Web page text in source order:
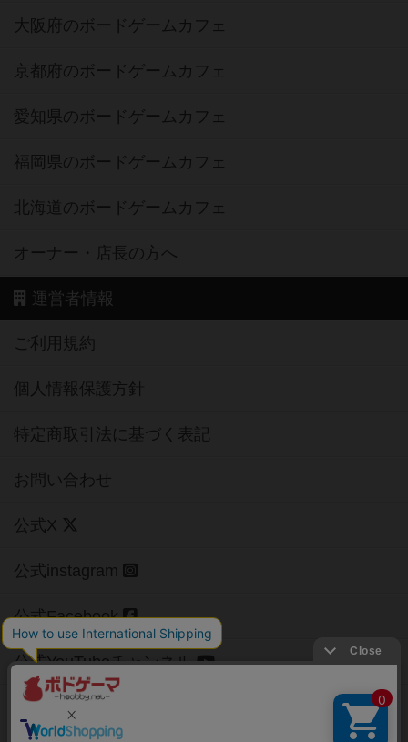
大阪府のボードゲームカフェ
京都府のボードゲームカフェ
愛知県のボードゲームカフェ
福岡県のボードゲームカフェ
北海道のボードゲームカフェ
オーナー・店長の方へ
運営者情報
ご利用規約
個人情報保護方針
特定商取引法に基づく表記
お問い合わせ
公式X
公式instagram
公式Facebook
公式YouTubeチャンネル